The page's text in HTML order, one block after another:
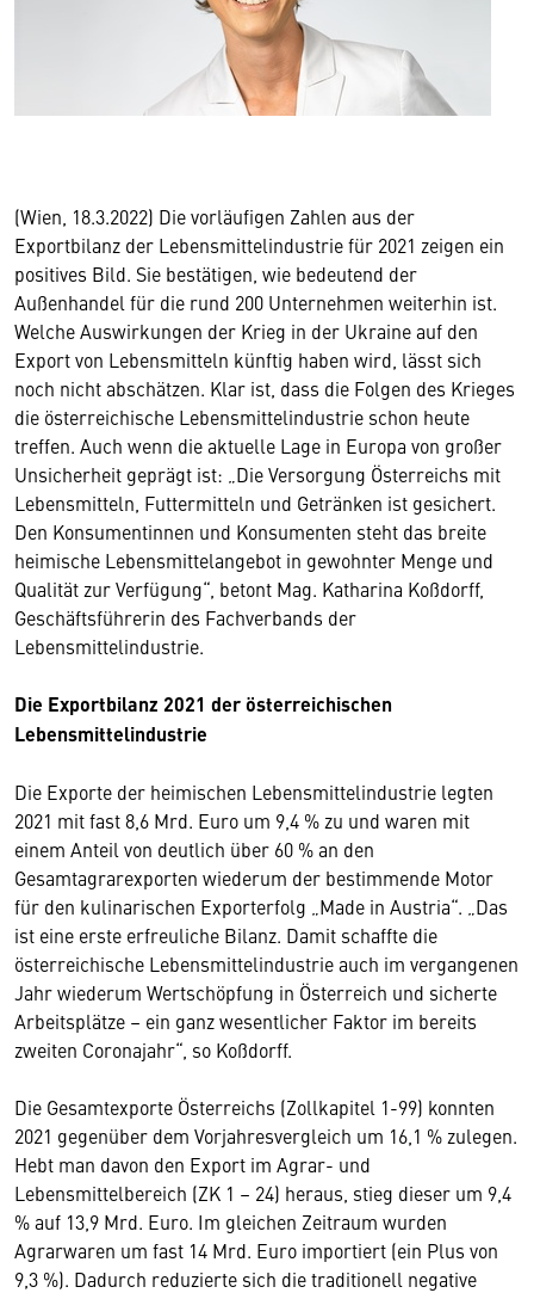
(Wien, 18.3.2022) Die vorläufigen Zahlen aus der
Exportbilanz der Lebensmittelindustrie für 2021 zeigen ein
positives Bild. Sie bestätigen, wie bedeutend der
Außenhandel für die rund 200 Unternehmen weiterhin ist.
Welche Auswirkungen der Krieg in der Ukraine auf den
Export von Lebensmitteln künftig haben wird, lässt sich
noch nicht abschätzen. Klar ist, dass die Folgen des Krieges
die österreichische Lebensmittelindustrie schon heute
treffen. Auch wenn die aktuelle Lage in Europa von großer
Unsicherheit geprägt ist: „Die Versorgung Österreichs mit
Lebensmitteln, Futtermitteln und Getränken ist gesichert.
Den Konsumentinnen und Konsumenten steht das breite
heimische Lebensmittelangebot in gewohnter Menge und
Qualität zur Verfügung“, betont Mag. Katharina Koßdorff,
Geschäftsführerin des Fachverbands der
Lebensmittelindustrie.
Die Exportbilanz 2021 der österreichischen
Lebensmittelindustrie
Die Exporte der heimischen Lebensmittelindustrie legten
2021 mit fast 8,6 Mrd. Euro um 9,4 % zu und waren mit
einem Anteil von deutlich über 60 % an den
Gesamtagrarexporten wiederum der bestimmende Motor
für den kulinarischen Exporterfolg „Made in Austria“. „Das
ist eine erste erfreuliche Bilanz. Damit schaffte die
österreichische Lebensmittelindustrie auch im vergangenen
Jahr wiederum Wertschöpfung in Österreich und sicherte
Arbeitsplätze – ein ganz wesentlicher Faktor im bereits
zweiten Coronajahr“, so Koßdorff.
Die Gesamtexporte Österreichs (Zollkapitel 1-99) konnten
2021 gegenüber dem Vorjahresvergleich um 16,1 % zulegen.
Hebt man davon den Export im Agrar- und
Lebensmittelbereich (ZK 1 – 24) heraus, stieg dieser um 9,4
% auf 13,9 Mrd. Euro. Im gleichen Zeitraum wurden
Agrarwaren um fast 14 Mrd. Euro importiert (ein Plus von
9,3 %). Dadurch reduzierte sich die traditionell negative